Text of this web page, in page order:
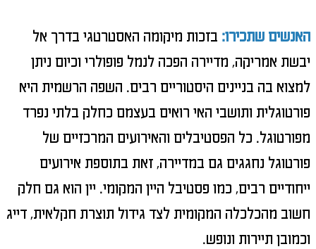
האנשים שתכירו: בזכות מיקומה האסטרטגי בדרך אל
יבשת אמריקה, מדיירה הפכה לנמל פופולרי וכיום ניתן
למצוא בה בניינים היסטוריים רבים. השפה הרשמית היא
פורטוגלית ותושבי האי רואים בעצמם כחלק בלתי נפרד
מפורטוגל. כל הפסטיבלים והאירועים המרכזיים של
פורטוגל נחגגים גם במדיירה, זאת בתוספת אירועים
ייחודיים רבים, כמו פסטיבל היין המקומי. יין הוא גם חלק
חשוב מהכלכלה המקומית לצד גידול תוצרת חקלאית, דייג
וכמובן תיירות ונופש.